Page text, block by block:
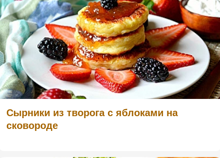
Сырники из творога с яблоками на
сковороде